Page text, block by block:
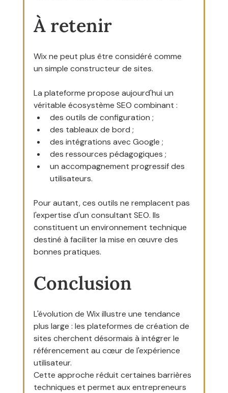
À retenir
Wix ne peut plus être considéré comme
un simple constructeur de sites.
La plateforme propose aujourd'hui un
véritable écosystème SEO combinant :
des outils de configuration ;
des tableaux de bord ;
des intégrations avec Google ;
des ressources pédagogiques ;
un accompagnement progressif des
utilisateurs.
Pour autant, ces outils ne remplacent pas
l'expertise d'un consultant SEO. Ils
constituent un environnement technique
destiné à faciliter la mise en œuvre des
bonnes pratiques.
Conclusion
L'évolution de Wix illustre une tendance
plus large : les plateformes de création de
sites cherchent désormais à intégrer le
référencement au cœur de l'expérience
utilisateur.
Cette approche réduit certaines barrières
techniques et permet aux entrepreneurs